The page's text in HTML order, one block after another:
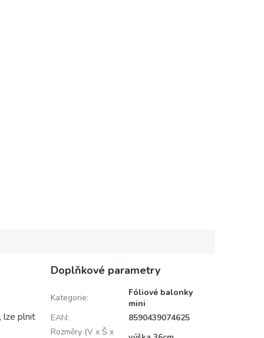
lze plnit
Doplňkové parametry
Kategorie:
Fóliové balonky
mini
EAN:
8590439074625
Rozměry (V x Š x